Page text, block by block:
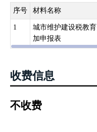
第一条 统一开征地方教育
究制定开征地方教育附加
5.《国家税务总局关于增
为贯彻落实中办、国办印
〔2021〕14号），现将申
自2021年8月1日起，增值
表（一般纳税人适用）》
序号 材料名称
1
城市维护建设税教
加申报表
收费信息
不收费